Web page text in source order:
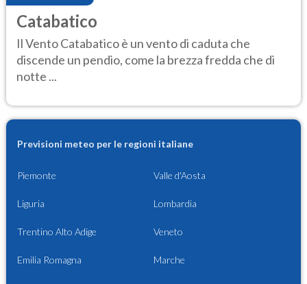
Catabatico
Il Vento Catabatico è un vento di caduta che
discende un pendio, come la brezza fredda che di
notte ...
Previsioni meteo per le regioni italiane
Piemonte Valle d'Aosta
Liguria Lombardia
Trentino Alto Adige Veneto
Emilia Romagna Marche